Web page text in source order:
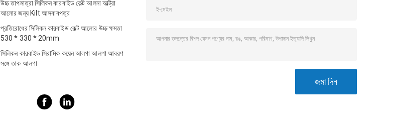
উচ্চ তাপমাত্রা সিলিকন কারবাইড কেল্ট আলনা আল্ট্রা
আলোর জন্য Kilt আসবাবপত্র
প্রতিরোধের সিলিকন কারবাইড কেল্ট আলোর উচ্চ ক্ষমতা
530 * 330 * 20mm
সিলিকন কারবাইড সিরামিক কয়েন আলগা আলগা আবরণ
সঙ্গে তাক আলগা